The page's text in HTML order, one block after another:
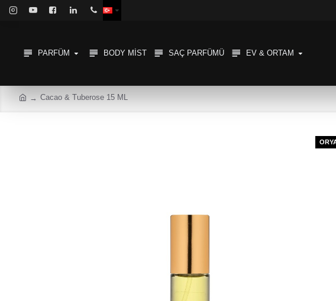
PARFÜM BODY MIST SAÇ PARFÜMÜ EV & ORTAM
Cacao & Tuberose 15 ML